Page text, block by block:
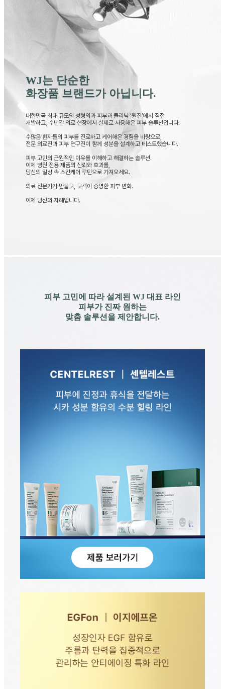
WJ는 단순한
화장품 브랜드가 아닙니다.
대한민국 최대 규모의 성형외과 피부과 클리닉 ‘원진’에서 직접
개발하고, 수년간 의료 현장에서 실제로 사용해온 피부 솔루션입니다.
수많은 환자들의 피부를 진료하고 케어해온 경험을 바탕으로,
전문 의료진과 피부 연구진이 함께 성분을 설계하고 테스트했습니다.
피부 고민의 근원적인 이유를 이해하고 해결하는 솔루션.
이제 병원 전용 제품의 신뢰와 효과를,
당신의 일상 속 스킨케어 루틴으로 가져오세요.
의료 전문가가 만들고, 고객이 증명한 피부 변화.
이제 당신의 차례입니다.
피부 고민에 따라 설계된 WJ 대표 라인
피부가 진짜 원하는
맞춤 솔루션을 제안합니다.